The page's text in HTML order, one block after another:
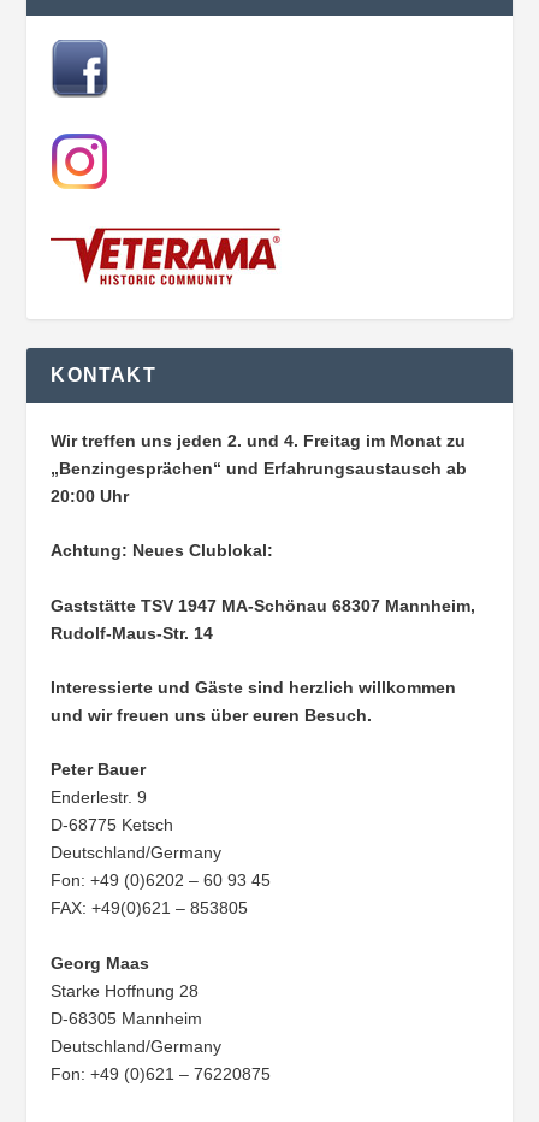
KONTAKT
Wir treffen uns jeden 2. und 4. Freitag im Monat zu
„Benzingesprächen“ und Erfahrungsaustausch ab
20:00 Uhr
Achtung: Neues Clublokal:
Gaststätte TSV 1947 MA-Schönau68307 Mannheim,
Rudolf-Maus-Str. 14
Interessierte und Gäste sind herzlich willkommen
und wir freuen uns über euren Besuch.
Peter Bauer
Enderlestr. 9
D-68775 Ketsch
Deutschland/Germany
Fon: +49 (0)6202 – 60 93 45
FAX: +49(0)621 – 853805
Georg Maas
Starke Hoffnung 28
D-68305 Mannheim
Deutschland/Germany
Fon: +49 (0)621 – 76220875